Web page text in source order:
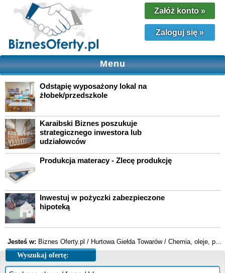
Załóż konto »
Zaloguj się»
Menu
Odstąpię wyposażony lokal na
żłobek/przedszkole
Karaibski Biznes poszukuje
strategicznego inwestora lub
udziałowców
Produkcja materacy - Zlecę produkcję
Inwestuj w pożyczki zabezpieczone
hipoteką
Jesteś w: Biznes Oferty.pl / Hurtowa Giełda Towarów / Chemia, oleje, paliwa
Wyszukaj ofertę: